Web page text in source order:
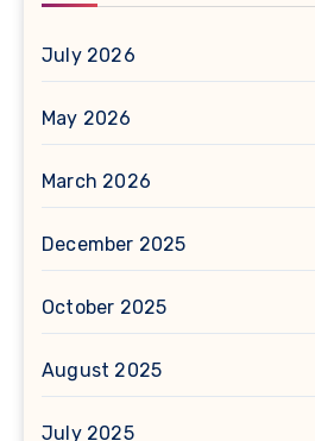
July 2026
May 2026
March 2026
December 2025
October 2025
August 2025
July 2025